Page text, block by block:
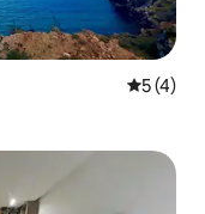
平均评分
5 (4)